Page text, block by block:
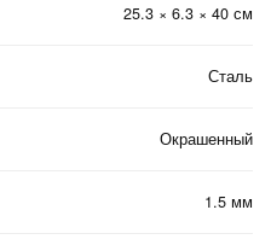
25.3 × 6.3 × 40 см
Сталь
Окрашенный
1.5 мм